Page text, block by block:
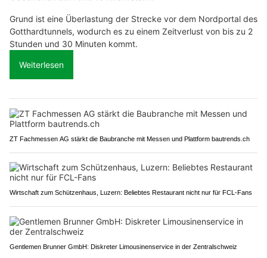
Grund ist eine Überlastung der Strecke vor dem Nordportal des
Gotthardtunnels, wodurch es zu einem Zeitverlust von bis zu 2
Stunden und 30 Minuten kommt.
Weiterlesen
ZT Fachmessen AG stärkt die Baubranche mit Messen und Plattform bautrends.ch
Wirtschaft zum Schützenhaus, Luzern: Beliebtes Restaurant nicht nur für FCL-Fans
Gentlemen Brunner GmbH: Diskreter Limousinenservice in der Zentralschweiz